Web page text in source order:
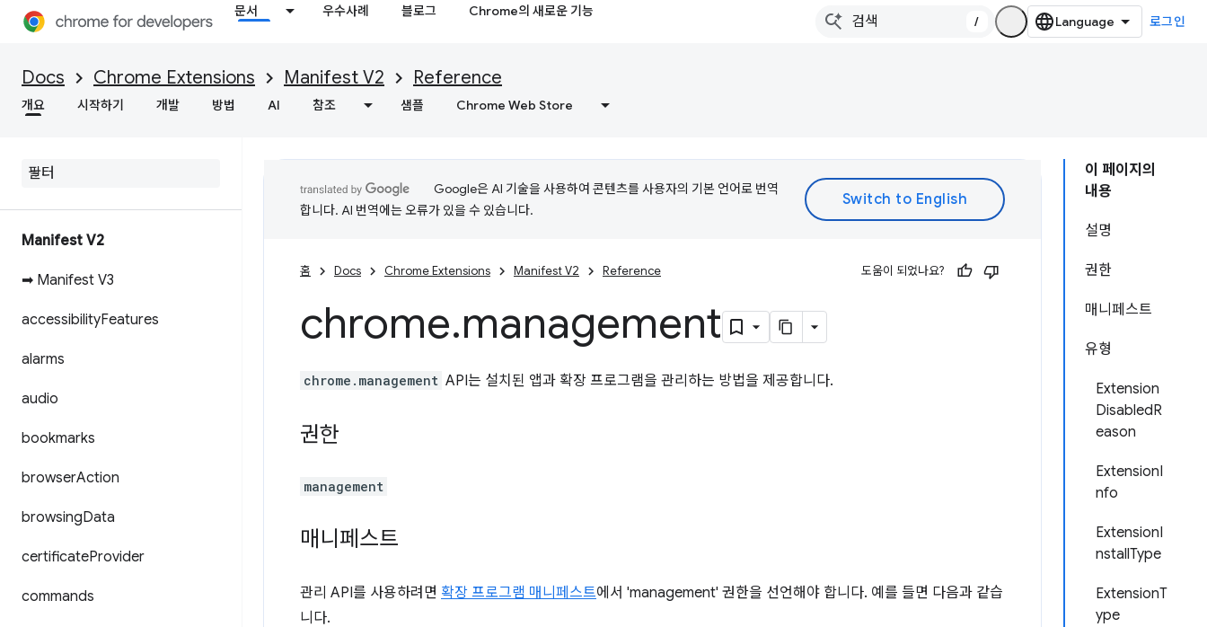
문서 우수사례 블로그 Chrome의 새로운 기능
/ 로그인
Docs Chrome Extensions Manifest V2 Reference
개요 시작하기 개발 방법 AI 참조 샘플 Chrome Web Store
Manifest V2
➡ Manifest V3
accessibilityFeatures
alarms
audio
bookmarks
browserAction
browsingData
certificateProvider
commands
이 페이지의
내용
설명
권한
매니페스트
유형
Extension
DisabledR
eason
ExtensionI
nfo
ExtensionI
nstallType
ExtensionT
ype
Google은 AI 기술을 사용하여 콘텐츠를 사용자의 기본 언어로 번역
합니다. AI 번역에는 오류가 있을 수 있습니다.
홈 Docs Chrome Extensions Manifest V2 Reference 도움이 되었나요?
chrome.management
chrome.management API는 설치된 앱과 확장 프로그램을 관리하는 방법을 제공합니다.
권한
management
매니페스트
관리 API를 사용하려면 확장 프로그램 매니페스트에서 'management' 권한을 선언해야 합니다. 예를 들면 다음과 같습
니다.